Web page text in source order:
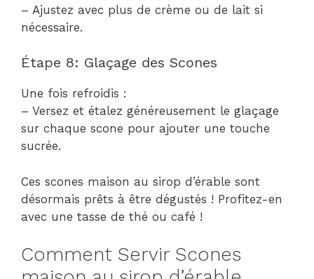
– Ajustez avec plus de crème ou de lait si
nécessaire.
Étape 8: Glaçage des Scones
Une fois refroidis :
– Versez et étalez généreusement le glaçage
sur chaque scone pour ajouter une touche
sucrée.
Ces scones maison au sirop d’érable sont
désormais prêts à être dégustés ! Profitez-en
avec une tasse de thé ou café !
Comment Servir Scones